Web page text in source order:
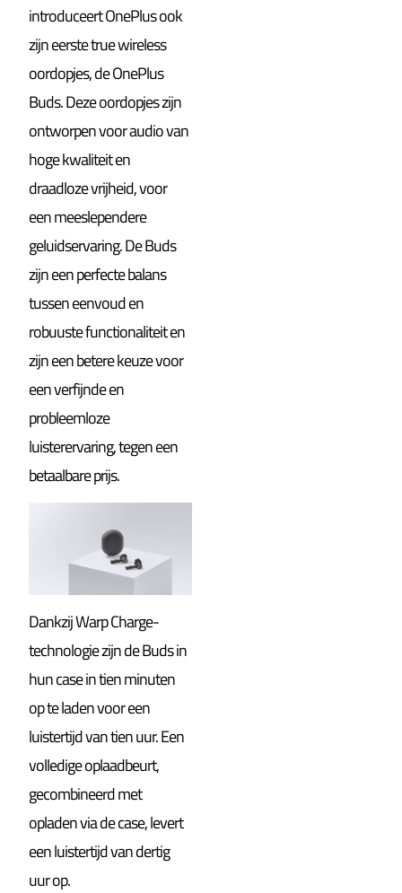
introduceert OnePlus ook
zijn eerste true wireless
oordopjes, de OnePlus
Buds. Deze oordopjes zijn
ontworpen voor audio van
hoge kwaliteit en
draadloze vrijheid, voor
een meeslependere
geluidservaring. De Buds
zijn een perfecte balans
tussen eenvoud en
robuuste functionaliteit en
zijn een betere keuze voor
een verfijnde en
probleemloze
luisterervaring, tegen een
betaalbare prijs.
Dankzij Warp Charge-
technologie zijn de Buds in
hun case in tien minuten
op te laden voor een
luistertijd van tien uur. Een
volledige oplaadbeurt,
gecombineerd met
opladen via de case, levert
een luistertijd van dertig
uur op.